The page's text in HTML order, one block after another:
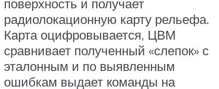
поверхность и получает
радиолокационную карту рельефа.
Карта оцифровывается, ЦВМ
сравнивает полученный «слепок» с
эталонным и по выявленным
ошибкам выдает команды на